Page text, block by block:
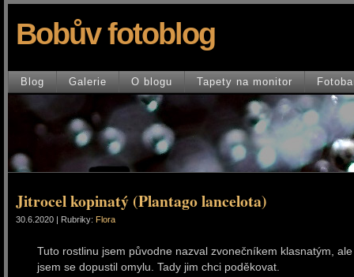
Bobův fotoblog
Blog Galerie O blogu Tapety na monitor
Jitrocel kopinatý (Plantago lancelota)
30.6.2020 | Rubriky: Flora
Tuto rostlinu jsem původne nazval zvonečníkem klasnatým,
jsem se dopustil omylu. Tady jim chci poděkovat.